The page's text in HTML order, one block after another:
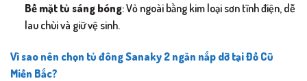
Bề mặt tủ sáng bóng: Vỏ ngoài bằng kim loại sơn tĩnh điện, dễ
lau chùi và giữ vệ sinh.
Vì sao nên chọn tủ đông Sanaky 2 ngăn nắp dỡ tại Đồ Cũ
Miền Bắc?